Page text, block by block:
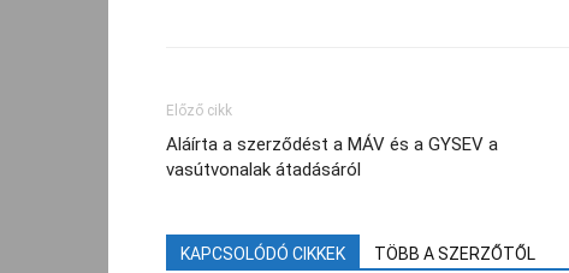
Előző cikk
Aláírta a szerződést a MÁV és a GYSEV a
vasútvonalak átadásáról
KAPCSOLÓDÓ CIKKEK TÖBB A SZERZŐTŐL